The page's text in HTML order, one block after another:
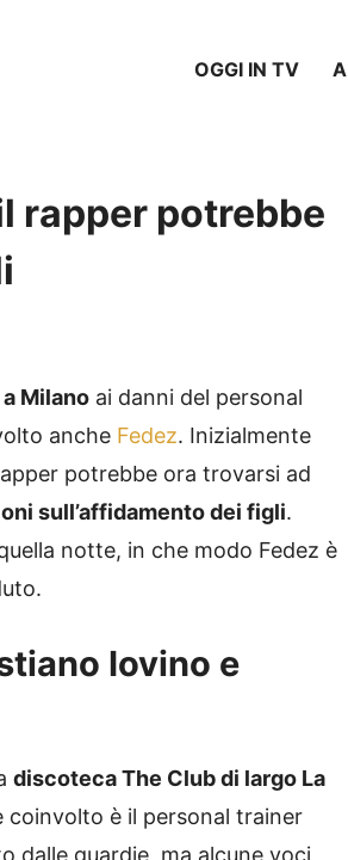
OGGI IN TV
rapper potrebbe
Milano ai danni del personal
anche Fedez. Inizialmente
potrebbe ora trovarsi ad
sull’affidamento dei figli.
notte, in che modo Fedez è
Iovino e
discoteca The Club di largo La
coinvolto è il personal trainer
dalle guardie, ma alcune voci